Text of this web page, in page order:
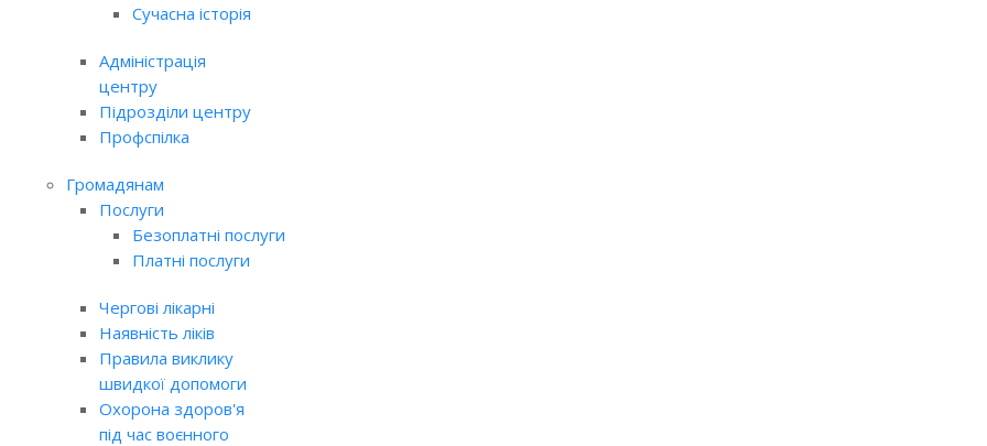
Сучасна історія
Адміністрація
центру
Підрозділи центру
Профспілка
Громадянам
Послуги
Безоплатні послуги
Платні послуги
Чергові лікарні
Наявність ліків
Правила виклику
швидкої допомоги
Охорона здоров'я
під час воєнного